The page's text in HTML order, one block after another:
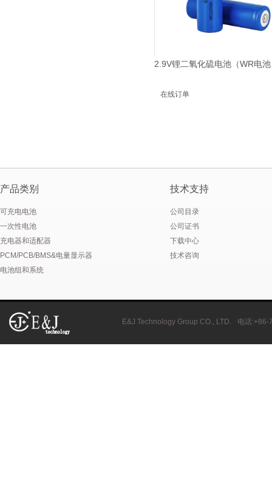
2.9V锂二氧化硫电池（WR电
在线订单
产品类别
可充电电池
一次性电池
充电器和适配器
PCM/PCB/BMS&电量显示器
电池组和系统
技术支持
公司目录
公司证书
下载中心
技术咨询
E&J Technology Group CO., LTD. 电话:+86-